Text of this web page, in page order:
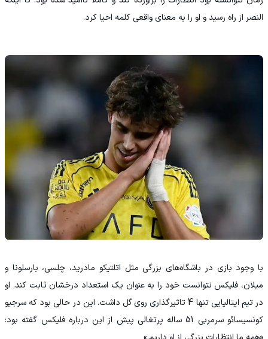
النصر از راه رسید و او را به معنای واقعی کلمه احیا کرد.
‫با وجود بازی در باشگاه‌های بزرگی مثل اتلتیکو مادرید، چلسی، بارسلونا و
میلان، فلیکس نتوانست خود را به عنوان یک استعداد درخشان ثابت کند. او
در تیم ایتالیایی تنها 4 تاثیرگذاری روی گل داشت. این در حالی بود که سرجیو
کونسیسائو سرمربی 51 ساله پرتغالی پیش از این درباره فلیکس گفته بود: